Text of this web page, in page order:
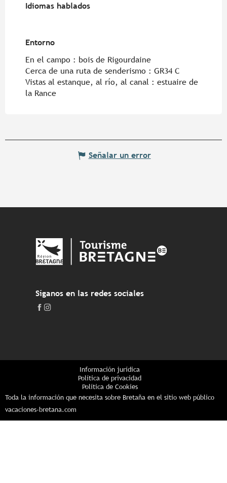
Idiomas hablados
Idiomas hablados
Entorno
Entorno
En el campo : bois de Rigourdaine
Cerca de una ruta de senderismo : GR34 C
Vistas al estanque, al río, al canal : estuaire de
la Rance
Señalar un error
Síganos en las redes sociales
Información jurídica
Política de privacidad
Política de Cookies
Toda la información que necesita sobre Bretaña en el sitio web público
vacaciones-bretana.com